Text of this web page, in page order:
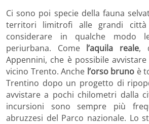
Ci sono poi specie della fauna
territori limitrofi alle grandi
considerare in qualche modo
periurbana. Come l’aquila reale,
Appennini, che è possibile
vicino Trento. Anche l’orso bruno è
Trentino dopo un progetto di
avvistare a pochi chilometri dalla
incursioni sono sempre più
abruzzesi del Parco nazionale. Lo